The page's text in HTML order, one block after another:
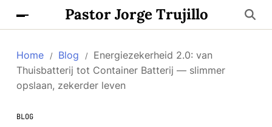
Pastor Jorge Trujillo
Home Blog
Energiezekerheid 2.0: van
Thuisbatterij tot Container Batterij — slimmer
opslaan, zekerder leven
BLOG